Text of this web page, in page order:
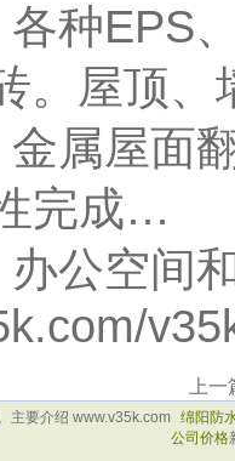
种EPS
。屋顶
属屋面
完成…
办公空
上
主要介绍 www.v35k.com 绵阳防
公司价格